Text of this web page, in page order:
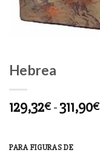
Hebrea
129,32€ -311,90€
PARA FIGURAS DE